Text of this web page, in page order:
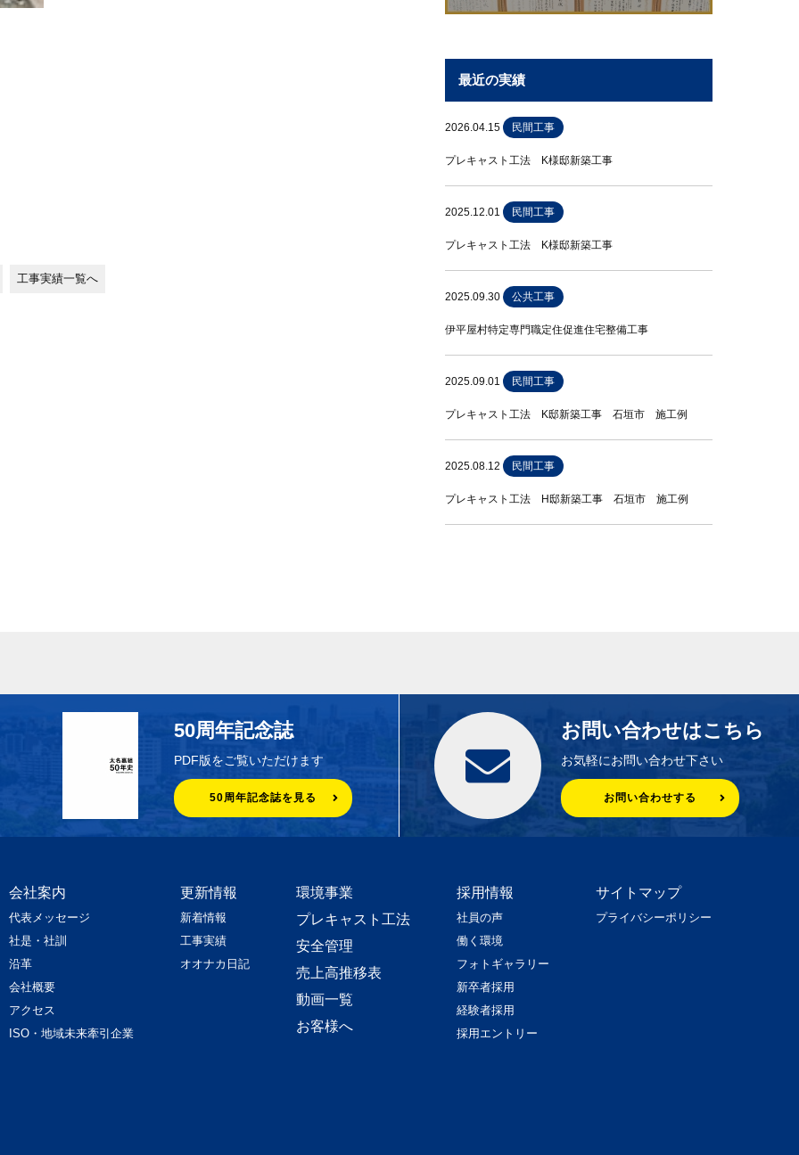
工事実績一覧へ
最近の実績
2026.04.15 民間工事
プレキャスト工法 K様邸新築工事
2025.12.01 民間工事
プレキャスト工法 K様邸新築工事
2025.09.30 公共工事
伊平屋村特定専門職定住促進住宅整備工事
2025.09.01 民間工事
プレキャスト工法 K邸新築工事 石垣市 施工例
2025.08.12 民間工事
プレキャスト工法 H邸新築工事 石垣市 施工例
50周年記念誌
PDF版をご覧いただけます
50周年記念誌を見る
お問い合わせはこちら
お気軽にお問い合わせ下さい
お問い合わせする
会社案内
代表メッセージ
社是・社訓
沿革
会社概要
アクセス
ISO・地域未来牽引企業
更新情報
新着情報
工事実績
オオナカ日記
環境事業
プレキャスト工法
安全管理
売上高推移表
動画一覧
お客様へ
採用情報
社員の声
働く環境
フォトギャラリー
新卒者採用
経験者採用
採用エントリー
サイトマップ
プライバシーポリシー